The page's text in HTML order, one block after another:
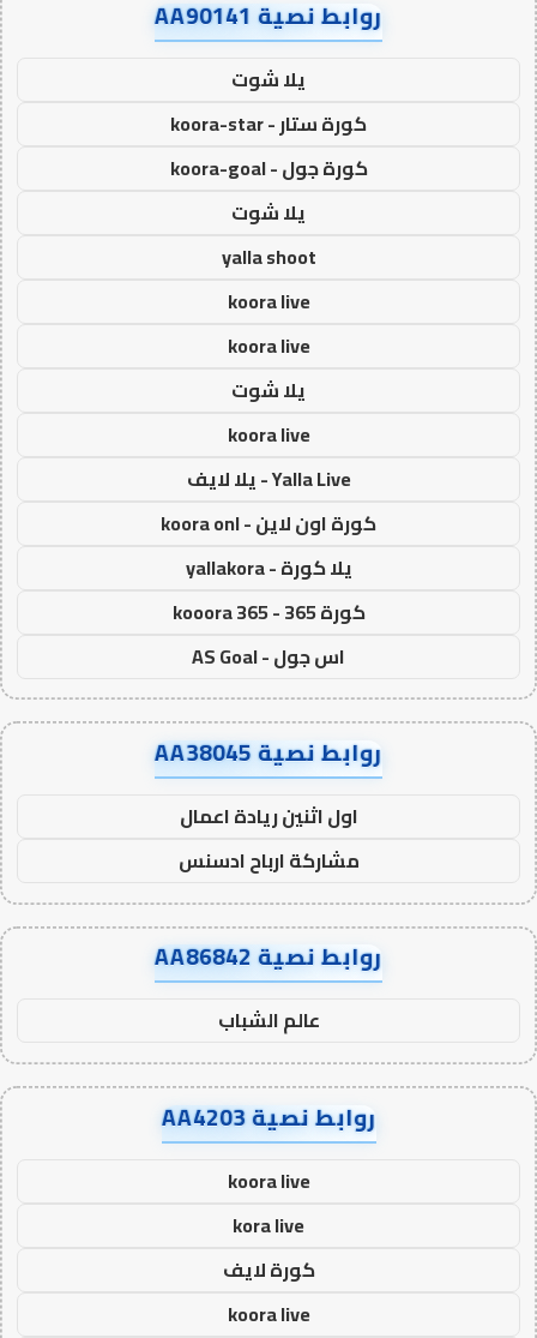
روابط نصية AA90141
يلا شوت
كورة ستار - koora-star
كورة جول - koora-goal
يلا شوت
yalla shoot
koora live
koora live
يلا شوت
koora live
Yalla Live - يلا لايف
كورة اون لاين - koora onl
يلا كورة - yallakora
كورة 365 - kooora 365
اس جول - AS Goal
روابط نصية AA38045
اول اثنين ريادة اعمال
مشاركة ارباح ادسنس
روابط نصية AA86842
عالم الشباب
روابط نصية AA4203
koora live
kora live
كورة لايف
koora live